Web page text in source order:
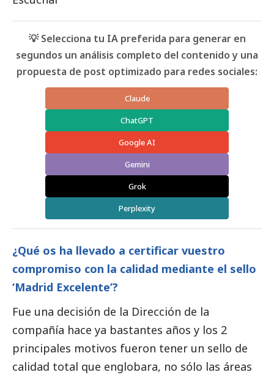
💡 Selecciona tu IA preferida para generar en
segundos un análisis completo del contenido y una
propuesta de post optimizado para redes sociales:
Claude
ChatGPT
Google AI
Gemini
Grok
Perplexity
¿Qué os ha llevado a certificar vuestro
compromiso con la calidad mediante el sello
‘Madrid Excelente’?
Fue una decisión de la Dirección de la
compañía hace ya bastantes años y los 2
principales motivos fueron tener un sello de
calidad total que englobara, no sólo las áreas